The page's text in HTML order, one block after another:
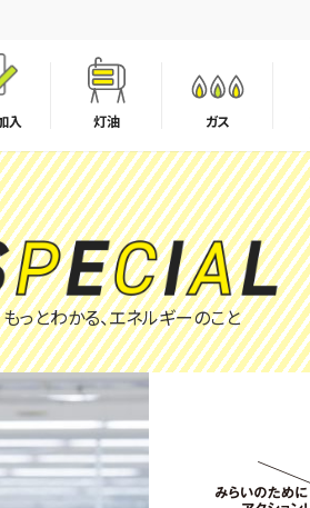
入 灯油 ガス
もっとわかる、エネルギーのこと